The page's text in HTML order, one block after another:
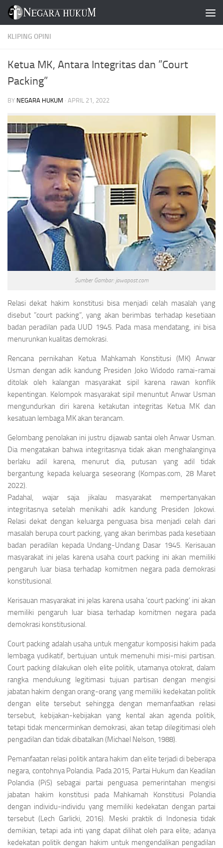
Skip to content
KLIPING OPINI
Ketua MK, Antara Integritas dan ”Court
Packing”
BY NEGARA HUKUM · APRIL 21, 2022
Sumber Gambar: jawapost.com
Relasi dekat hakim konstitusi bisa menjadi celah masalah yang
disebut ”court packing”, yang akan berimbas terhadap kesetiaan
badan peradilan pada UUD 1945. Pada masa mendatang, ini bisa
menurunkan kualitas demokrasi.
Rencana pernikahan Ketua Mahkamah Konstitusi (MK) Anwar
Usman dengan adik kandung Presiden Joko Widodo ramai-ramai
ditolak oleh kalangan masyarakat sipil karena rawan konflik
kepentingan. Kelompok masyarakat sipil menuntut Anwar Usman
mengundurkan diri karena ketakutan integritas Ketua MK dan
kesatuan lembaga MK akan terancam.
Gelombang penolakan ini justru dijawab santai oleh Anwar Usman.
Dia mengatakan bahwa integritasnya tidak akan menghalanginya
berlaku adil karena, menurut dia, putusan yang adil tidak
bergantung kepada keluarga seseorang (Kompas.com, 28 Maret
2022).
Padahal, wajar saja jikalau masyarakat mempertanyakan
integritasnya setelah menikahi adik kandung Presiden Jokowi.
Relasi dekat dengan keluarga penguasa bisa menjadi celah dari
masalah berupa court packing, yang akan berimbas pada kesetiaan
badan peradilan kepada Undang-Undang Dasar 1945. Kerisauan
masyarakat ini jelas karena usaha court packing ini akan memiliki
pengaruh luar biasa terhadap komitmen negara pada demokrasi
konstitusional.
Kerisauan masyarakat ini jelas karena usaha ’court packing’ ini akan
memiliki pengaruh luar biasa terhadap komitmen negara pada
demokrasi konstitusional.
Court packing adalah usaha untuk mengatur komposisi hakim pada
lembaga yudikatif, bertujuan untuk memenuhi misi-misi partisan.
Court packing dilakukan oleh elite politik, utamanya otokrat, dalam
rangka mendukung legitimasi tujuan partisan dengan mengisi
jabatan hakim dengan orang-orang yang memiliki kedekatan politik
dengan elite tersebut sehingga dengan memanfaatkan relasi
tersebut, kebijakan-kebijakan yang kental akan agenda politik,
tetapi tidak mencerminkan demokrasi, akan tetap dilegitimasi oleh
pengadilan dan tidak dibatalkan (Michael Nelson, 1988).
Pemanfaatan relasi politik antara hakim dan elite terjadi di beberapa
negara, contohnya Polandia. Pada 2015, Partai Hukum dan Keadilan
Polandia (PiS) sebagai partai penguasa pemerintahan mengisi
jabatan hakim konstitusi pada Mahkamah Konstitusi Polandia
dengan individu-individu yang memiliki kedekatan dengan partai
tersebut (Lech Garlicki, 2016). Meski praktik di Indonesia tidak
demikian, tetapi ada inti yang dapat dilihat oleh para elite; adanya
kedekatan politik dengan hakim untuk mengendalikan pengadilan